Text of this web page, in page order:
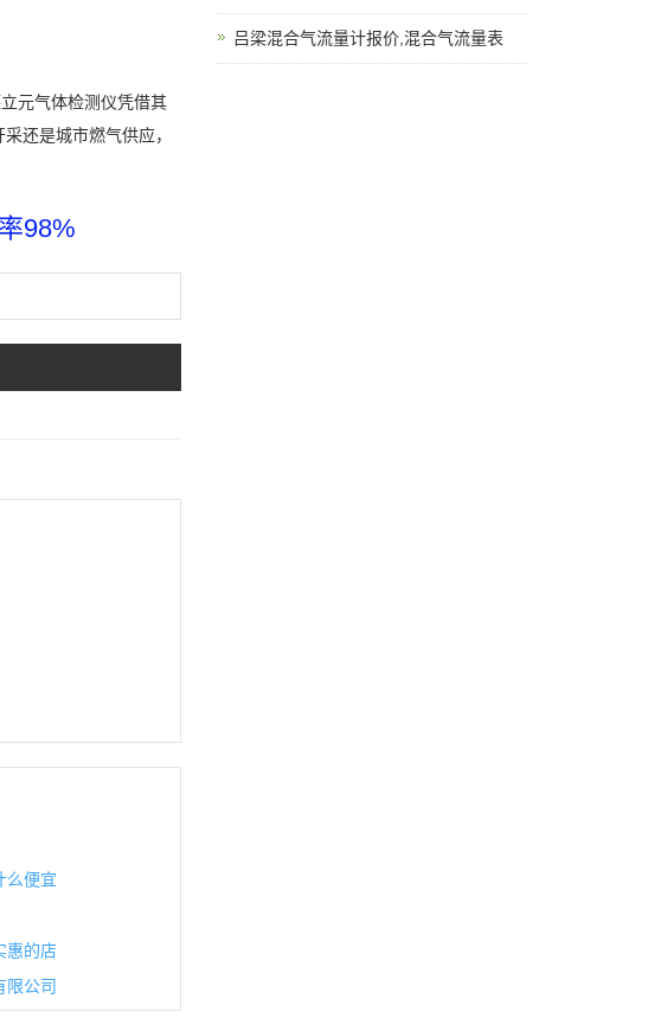
元气体检测仪凭借其
还是城市燃气供应，
98%
么便宜
惠的店
限公司
吕梁混合气流量计报价,混合气流量表